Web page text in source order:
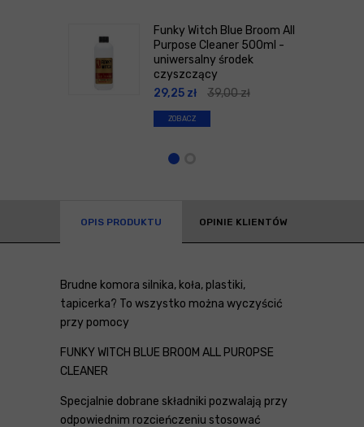
Funky Witch Blue Broom All
Purpose Cleaner 500ml -
uniwersalny środek
czyszczący
29,25 zł 39,00zł
ZOBACZ
OPIS PRODUKTU OPINIE KLIENTÓW
Brudne komora silnika, koła, plastiki,
tapicerka? To wszystko można wyczyścić
przy pomocy
FUNKY WITCH BLUE BROOM ALL PUROPSE
CLEANER
Specjalnie dobrane składniki pozwalają przy
odpowiednim rozcieńczeniu stosować